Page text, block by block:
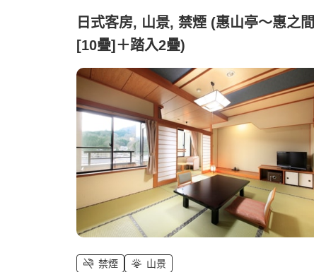
日式客房, 山景, 禁煙 (惠山亭〜惠之
[10疊]＋踏入2疊)
禁煙 山景